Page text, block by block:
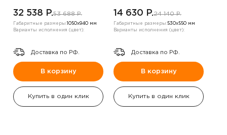
32 538 P.53 688 P.
Габаритные размеры: 1050х940 мм
Варианты исполнения (цвет):
Доставка по РФ.
В корзину
Купить в один клик
14 630 P.24 140 P.
Габаритные размеры:530х550 мм
Варианты исполнения (цвет):
Доставка по РФ.
В корзину
Купить в один клик